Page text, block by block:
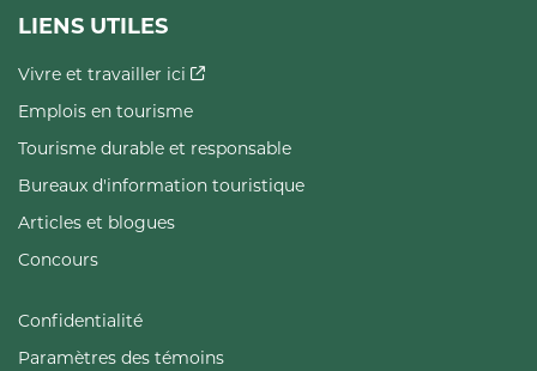
LIENS UTILES
Vivre et travailler ici
Emplois en tourisme
Tourisme durable et responsable
Bureaux d'information touristique
Articles et blogues
Concours
Confidentialité
Paramètres des témoins